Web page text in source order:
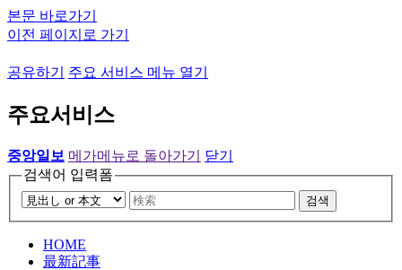
본문 바로가기
이전 페이지로 가기
공유하기 주요 서비스 메뉴 열기
주요서비스
중앙일보 메가메뉴로 돌아가기
닫기
검색어 입력폼
검색
HOME
最新記事